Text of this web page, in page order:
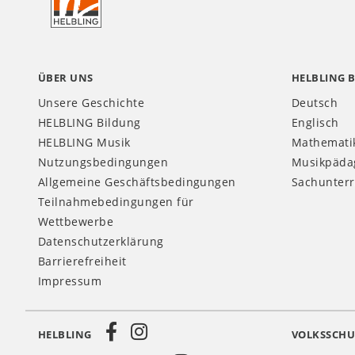
ÜBER UNS
Unsere Geschichte
HELBLING Bildung
HELBLING Musik
Nutzungsbedingungen
Allgemeine Geschäftsbedingungen
Teilnahmebedingungen für
Wettbewerbe
Datenschutzerklärung
Barrierefreiheit
Impressum
HELBLING
Deutsch
Englisch
HELBLING